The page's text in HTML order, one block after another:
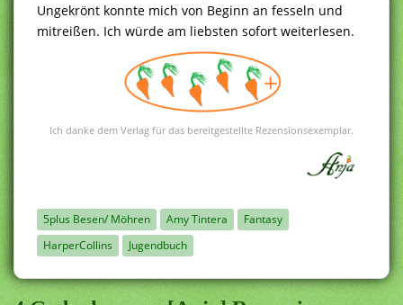
Ungekrönt konnte mich von Beginn an fesseln und
mitreißen. Ich würde am liebsten sofort weiterlesen.
Ich danke dem Verlag für das bereitgestellte Rezensionsexemplar.
5plus Besen/ Möhren Amy Tintera
Fantasy
HarperCollins
Jugendbuch